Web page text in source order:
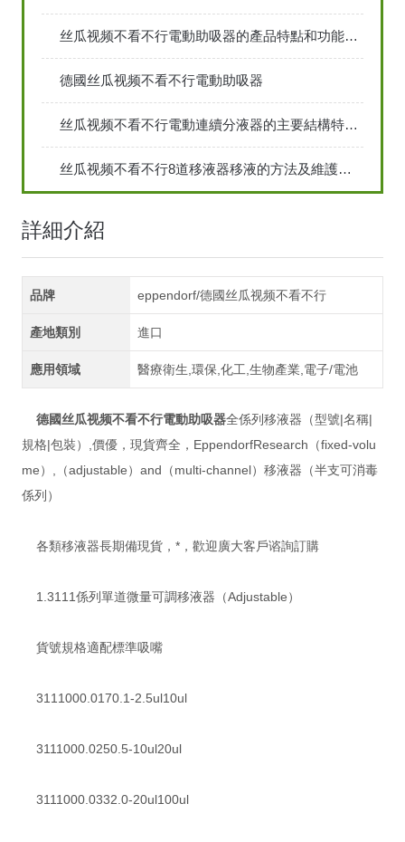
丝瓜视频不看不行電動助吸器的產品特點和功能技術
德國丝瓜视频不看不行電動助吸器
丝瓜视频不看不行電動連續分液器的主要結構特點和應用
丝瓜视频不看不行8道移液器移液的方法及維護保養工作
詳細介紹
品牌 eppendorf/德國丝瓜视频不看不行
產地類別 進口
應用領域 醫療衛生,環保,化工,生物產業,電子/電池
德國丝瓜视频不看不行電動助吸器全係列移液器（型號|名稱|
規格|包裝）,價優，現貨齊全，EppendorfResearch（fixed-volu
me）,（adjustable）and（multi-channel）移液器（半支可消毒
係列）
各類移液器長期備現貨，*，歡迎廣大客戶谘詢訂購
1.3111係列單道微量可調移液器（Adjustable）
貨號規格適配標準吸嘴
3111000.0170.1-2.5ul10ul
3111000.0250.5-10ul20ul
3111000.0332.0-20ul100ul